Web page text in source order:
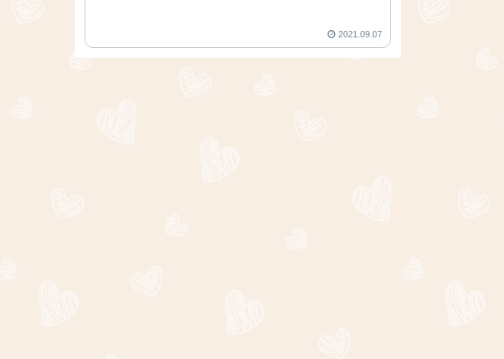
2021.09.07